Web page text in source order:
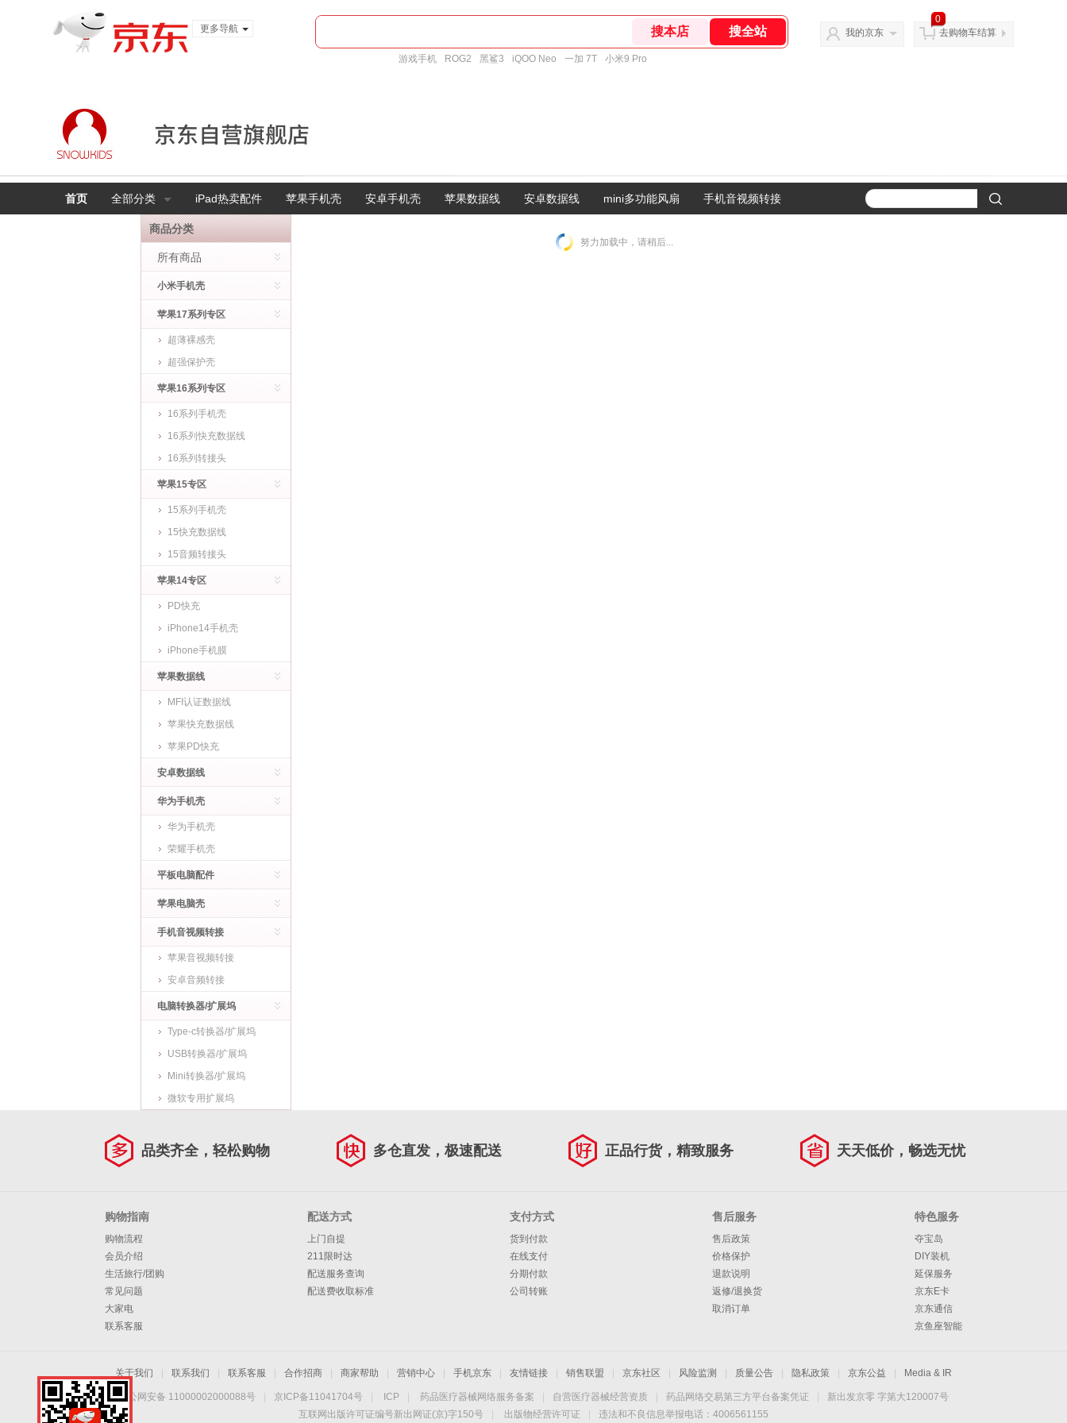
更多导航
游戏手机 ROG2 黑鲨3 iQOO Neo 一加 7T 小米9 Pro
我的京东
0
去购物车结算
首页 全部分类 iPad热卖配件 苹果手机壳 安卓手机壳 苹果数据线 安卓数据线 mini多功能风扇 手机音视频转接
商品分类
所有商品
小米手机壳
苹果17系列专区
超薄裸感壳
超强保护壳
苹果16系列专区
16系列手机壳
16系列快充数据线
16系列转接头
苹果15专区
15系列手机壳
15快充数据线
15音频转接头
苹果14专区
PD快充
iPhone14手机壳
iPhone手机膜
苹果数据线
MFI认证数据线
苹果快充数据线
苹果PD快充
安卓数据线
华为手机壳
华为手机壳
荣耀手机壳
平板电脑配件
苹果电脑壳
手机音视频转接
苹果音视频转接
安卓音频转接
电脑转换器/扩展坞
Type-c转换器/扩展坞
USB转换器/扩展坞
Mini转换器/扩展坞
微软专用扩展坞
努力加载中，请稍后...
品类齐全，轻松购物 多仓直发，极速配送 正品行货，精致服务 天天低价，畅选无忧
购物指南
购物流程
会员介绍
生活旅行/团购
常见问题
大家电
联系客服
配送方式
上门自提
211限时达
配送服务查询
配送费收取标准
支付方式
货到付款
在线支付
分期付款
公司转账
售后服务
售后政策
价格保护
退款说明
返修/退换货
取消订单
特色服务
夺宝岛
DIY装机
延保服务
京东E卡
京东通信
京鱼座智能
关于我们 联系我们 联系客服 合作招商 商家帮助 营销中心 手机京东 友情链接 销售联盟 京东社区 风险监测 质量公告 隐私政策 京东公益 Media & IR
京公网安备 11000002000088号 京ICP备11041704号 ICP 药品医疗器械网络服务备案 自营医疗器械经营资质 药品网络交易第三方平台备案凭证
新出发京零 字第大120007号
互联网出版许可证编号新出网证(京)字150号
出版物经营许可证 违法和不良信息举报电话：4006561155